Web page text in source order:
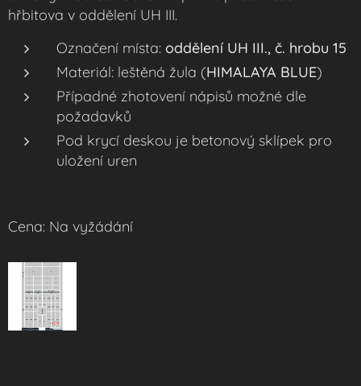
hřbitova v oddělení UH III.
Označení místa: oddělení UH III., č. hrobu 15
Materiál: leštěná žula (HIMALAYA BLUE)
Případné zhotovení nápisů možné dle
požadavků
Pod krycí deskou je betonový sklípek pro
uložení uren
Cena: Na vyžádání